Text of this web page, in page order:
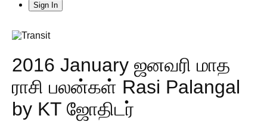
Sign In
2016 January ஜனவரி மாத
ராசி பலன்கள் Rasi Palangal
by KT ஜோதிடர்